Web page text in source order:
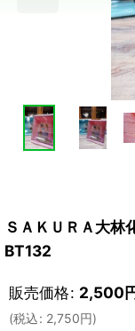
ＳＡＫＵＲＡ大
BT132
販売価格: 2,500
(税込: 2,750円)